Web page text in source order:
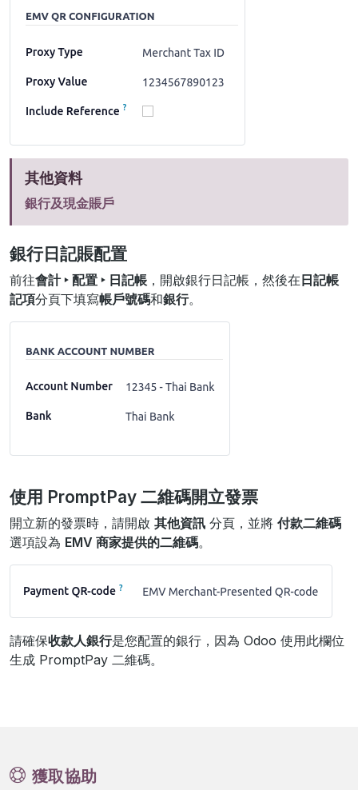
其他資料
銀行及現金賬戶
銀行日記賬配置
前往會計 ‣ 配置 ‣ 日記帳 ，開啟銀行日記帳，然後在日記帳
記項分頁下填寫帳戶號碼和銀行。
使用 PromptPay 二維碼開立發票
開立新的發票時，請開啟 其他資訊 分頁，並將 付款二維碼
選項設為 EMV 商家提供的二維碼。
請確保收款人銀行是您配置的銀行，因為 Odoo 使用此欄位
生成 PromptPay 二維碼。
獲取協助